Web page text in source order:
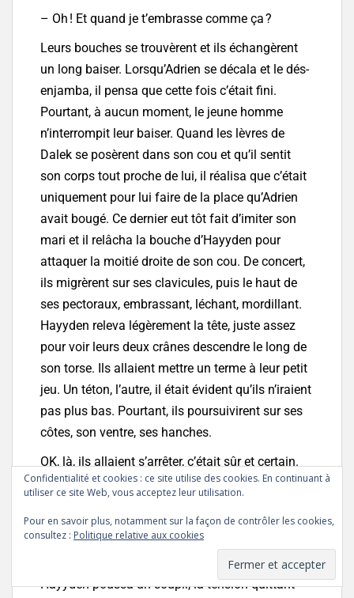
– Oh ! Et quand je t’embrasse comme ça ?
Leurs bouches se trouvèrent et ils échangèrent
un long baiser. Lorsqu’Adrien se décala et le dés-
enjamba, il pensa que cette fois c’était fini.
Pourtant, à aucun moment, le jeune homme
n’interrompit leur baiser. Quand les lèvres de
Dalek se posèrent dans son cou et qu’il sentit
son corps tout proche de lui, il réalisa que c’était
uniquement pour lui faire de la place qu’Adrien
avait bougé. Ce dernier eut tôt fait d’imiter son
mari et il relâcha la bouche d’Hayyden pour
attaquer la moitié droite de son cou. De concert,
ils migrèrent sur ses clavicules, puis le haut de
ses pectoraux, embrassant, léchant, mordillant.
Hayyden releva légèrement la tête, juste assez
pour voir leurs deux crânes descendre le long de
son torse. Ils allaient mettre un terme à leur petit
jeu. Un téton, l’autre, il était évident qu’ils n’iraient
pas plus bas. Pourtant, ils poursuivirent sur ses
côtes, son ventre, ses hanches.
OK, là, ils allaient s’arrêter, c’était sûr et certain.
Son sexe se tenait dressé entre eux. Il pouvait
relevèrent le visage vers lui et le fixèrent.
Hayyden poussa un soupir, la tension quittant
Confidentialité et cookies : ce site utilise des cookies. En continuant à
utiliser ce site Web, vous acceptez leur utilisation.
Pour en savoir plus, notamment sur la façon de contrôler les cookies,
consultez : Politique relative aux cookies